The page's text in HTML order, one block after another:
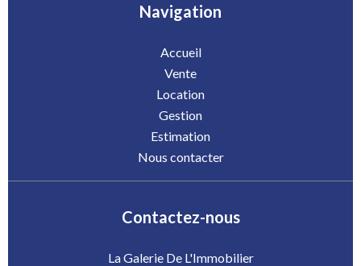
Navigation
Accueil
Vente
Location
Gestion
Estimation
Nous contacter
Contactez-nous
La Galerie De L'Immobilier